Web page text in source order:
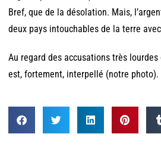
Bref, que de la désolation. Mais,
deux pays intouchables de la terre
Au regard des accusations très
est, fortement, interpellé (notre photo).